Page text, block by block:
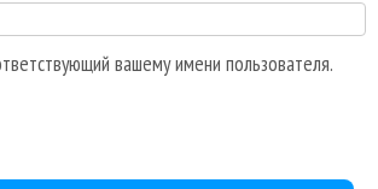
вашему имени пользователя.